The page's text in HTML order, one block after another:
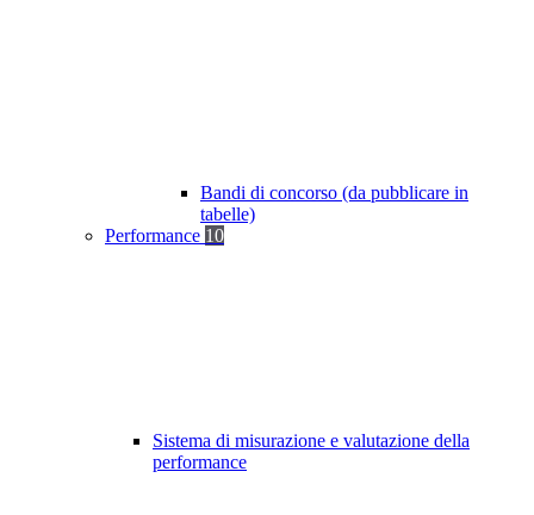
Bandi di concorso (da pubblicare in
tabelle)
Performance 10
Sistema di misurazione e valutazione della
performance